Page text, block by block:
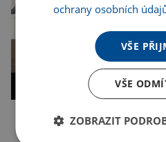
ochrany osobních
VŠE
VŠE
ZOBRAZIT